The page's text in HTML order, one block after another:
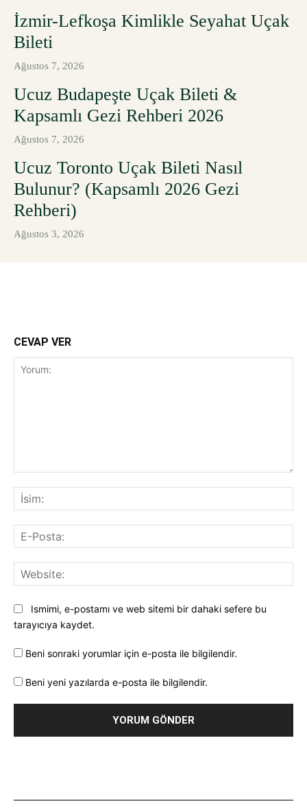
İzmir-Lefkoşa Kimlikle Seyahat Uçak
Bileti
Ağustos 7, 2026
Ucuz Budapeşte Uçak Bileti &
Kapsamlı Gezi Rehberi 2026
Ağustos 7, 2026
Ucuz Toronto Uçak Bileti Nasıl
Bulunur? (Kapsamlı 2026 Gezi
Rehberi)
Ağustos 3, 2026
CEVAP VER
Ismimi, e-postamı ve web sitemi bir dahaki sefere bu
tarayıcıya kaydet.
Beni sonraki yorumlar için e-posta ile bilgilendir.
Beni yeni yazılarda e-posta ile bilgilendir.